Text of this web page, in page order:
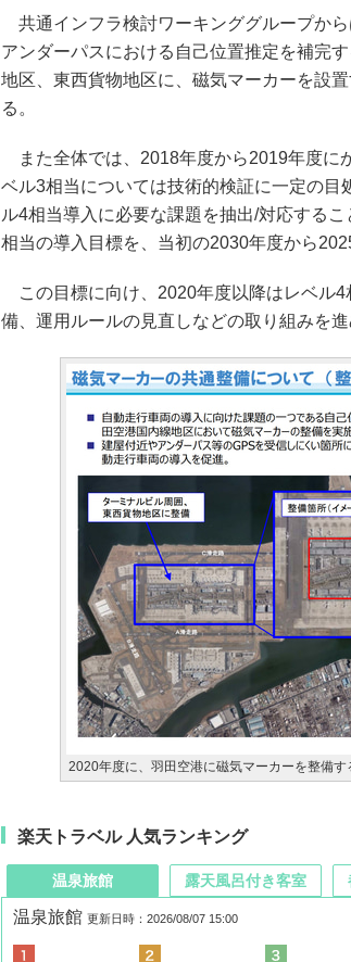
共通インフラ検討ワーキンググループか
アンダーパスにおける自己位置推定を補完
地区、東西貨物地区に、磁気マーカーを設
る。
また全体では、2018年度から2019年度に
ベル3相当については技術的検証に一定の目
ル4相当導入に必要な課題を抽出/対応する
相当の導入目標を、当初の2030年度から
この目標に向け、2020年度以降はレベル
備、運用ルールの見直しなどの取り組みを進
2020年度に、羽田空港に磁気マーカーを整備す
楽天トラベル 人気ランキング
温泉旅館
温泉旅館 更新日時：2026/08/07 15:00
露天風呂付き客室